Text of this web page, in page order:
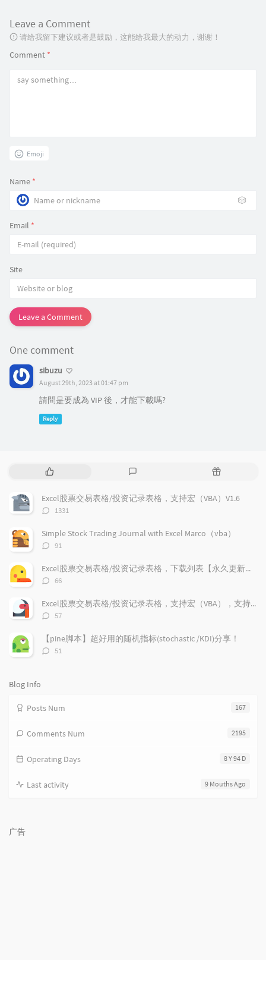
Leave a Comment
请给我留下建议或者是鼓励，这能给我最大的动力，谢谢！
Comment *
Emoji
Name *
🎲
Email *
Site
Leave a Comment
One comment
sibuzu
August 29th, 2023 at 01:47 pm
請問是要成為 VIP 後，才能下載嗎?
Reply
P
p
u
a
r
r
t
c
l
s
t
e
t
m
n
R
m
t
Excel股票交易表格/投资记录表格，支持宏（VBA）V1.6
评
数：
1331
Simple Stock Trading Journal with Excel Marco（vba）
评
数：
91
Excel股票交易表格/投资记录表格，下载列表【永久更新支持】
评
数：
66
Excel股票交易表格/投资记录表格，支持宏（VBA），支持加密货币兑换记录，更新V1.9
评
数：
57
【pine脚本】超好用的随机指标(stochastic /KDI)分享！
评
51
Blog Info
167
Posts Num
2195
Comments Num
8 Y 94 D
Operating Days
9 Mouths Ago
Last activity
广告